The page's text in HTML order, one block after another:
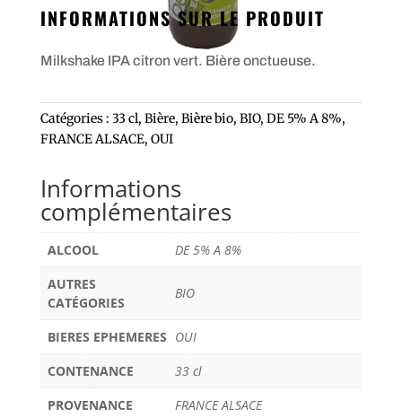
INFORMATIONS SUR LE PRODUIT
Milkshake IPA citron vert. Bière onctueuse.
Catégories : 33 cl, Bière, Bière bio, BIO, DE 5% A 8%,
FRANCE ALSACE, OUI
Informations
complémentaires
ALCOOL
DE 5% A 8%
AUTRES
CATÉGORIES
BIO
BIERES EPHEMERES OUI
CONTENANCE
33 cl
PROVENANCE
FRANCE ALSACE